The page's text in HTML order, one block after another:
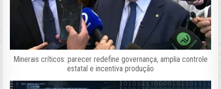
Minerais críticos: parecer redefine governança, amplia controle
estatal e incentiva produção